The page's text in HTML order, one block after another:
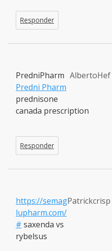
Responder
AlbertoHef
PredniPharm
Predni Pharm
prednisone
canada prescription
Responder
Patrickcrisp
https://semag
lupharm.com/
# saxenda vs
rybelsus